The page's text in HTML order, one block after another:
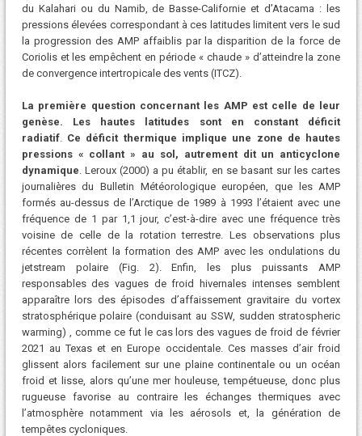
du Kalahari ou du Namib, de Basse-Californie et d’Atacama : les
pressions élevées correspondant à ces latitudes limitent vers le sud
la progression des AMP affaiblis par la disparition de la force de
Coriolis et les empêchent en période « chaude » d’atteindre la zone
de convergence intertropicale des vents (ITCZ).
La première question concernant les AMP est celle de leur
genèse. Les hautes latitudes sont en constant déficit
radiatif.
Ce déficit thermique implique une zone de hautes
pressions « collant » au sol, autrement dit un anticyclone
dynamique . Leroux (2000) a pu établir, en se basant sur les cartes
journalières du Bulletin Météorologique européen, que les AMP
formés au-dessus de l’Arctique de 1989 à 1993 l’étaient avec une
fréquence de 1 par 1,1 jour, c’est-à-dire avec une fréquence très
voisine de celle de la rotation terrestre. Les observations plus
récentes corrèlent la formation des AMP avec les ondulations du
jetstream polaire (Fig. 2). Enfin, les plus puissants AMP
responsables des vagues de froid hivernales intenses semblent
apparaître lors des épisodes d’affaissement gravitaire du vortex
stratosphérique polaire (conduisant au SSW, sudden stratospheric
warming) , comme ce fut le cas lors des vagues de froid de février
2021 au Texas et en Europe occidentale. Ces masses d’air froid
glissent alors facilement sur une plaine continentale ou un océan
froid et lisse, alors qu’une mer houleuse, tempétueuse, donc plus
rugueuse favorise au contraire les échanges thermiques avec
l’atmosphère notamment via les aérosols et, la génération de
tempêtes cycloniques.